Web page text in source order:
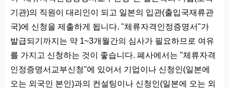
기관)의 직원이 대리인이 되고 일본의 입관(출입국재류관
국)에 신청을 제출하게 됩니다. "체류자격인정증명서"가
발급되기까지는 약 1~3개월간의 심사가 필요하므로 여유
를 가지고 신청하는 것이 좋습니다. 폐사에서는 "체류자격
인정증명서교부신청"에 있어서 기업이나 신청인(일본에
오는 외국인 본인)과의 컨설팅이나 신청인(일본에 오는 외